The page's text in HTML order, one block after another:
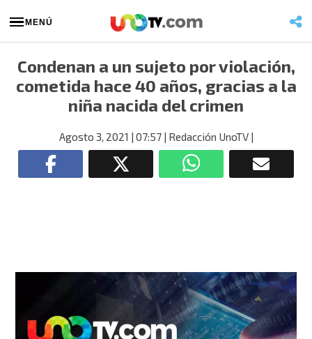
MENÚ
Condenan a un sujeto por violación,
cometida hace 40 años, gracias a la
niña nacida del crimen
Agosto 3, 2021 | 07:57| Redacción UnoTV|